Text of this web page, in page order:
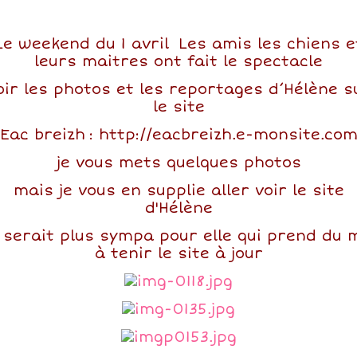
weekend du 1 avril Les amis les chiens
leurs maitres ont fait le spectacle
les photos et les reportages d’Hélène
le site
Eac breizh : http://eacbreizh.e-monsite.com
je vous mets quelques photos
mais je vous en supplie aller voir le site
d'Hélène
serait plus sympa pour elle qui prend du
à tenir le site à jour